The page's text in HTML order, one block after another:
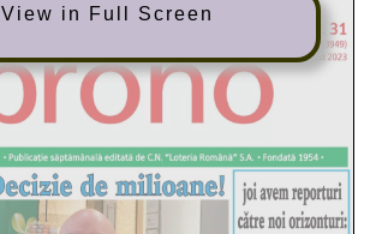
View in Full Screen